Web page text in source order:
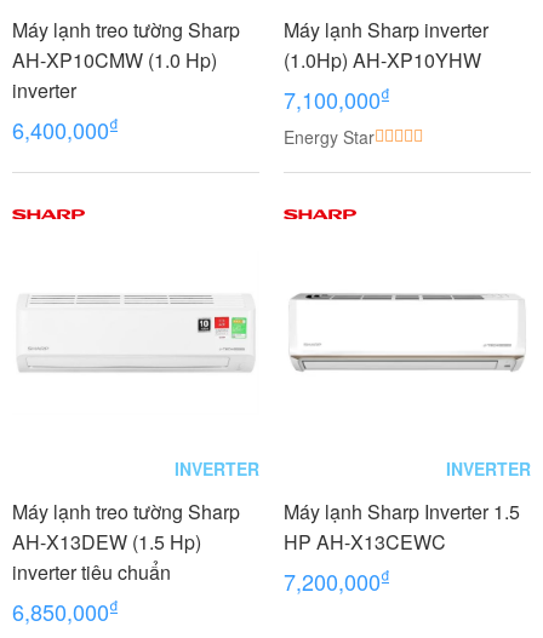
Máy lạnh treo tường Sharp
AH-XP10CMW (1.0 Hp)
inverter
6,400,000₫
Máy lạnh Sharp inverter
(1.0Hp) AH-XP10YHW
7,100,000₫
Energy Star
INVERTER
Máy lạnh treo tường Sharp
AH-X13DEW (1.5 Hp)
inverter tiêu chuẩn
6,850,000₫
INVERTER
Máy lạnh Sharp Inverter 1.5
HP AH-X13CEWC
7,200,000₫